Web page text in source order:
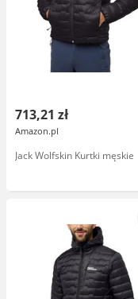
713,21 zł
Amazon.pl
Jack Wolfskin Kurtki męskie